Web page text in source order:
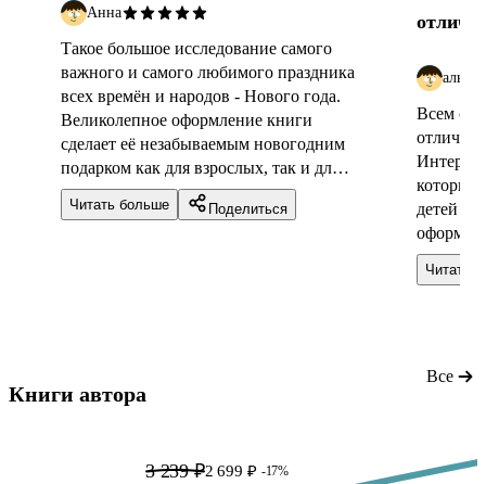
Анна
Такое большое исследование самого
важного и самого любимого праздника
всех времён и народов - Нового года.
Великолепное оформление книги
сделает её незабываемым новогодним
подарком как для взрослых, так и для
малышей. Автору удалось собрать под
одной обложкой разнообразные
Читать больше Поделиться
Всем
которые
детей
чтобы
Читать
Книги автора
Все
3 239 ₽2 699 ₽ -17%